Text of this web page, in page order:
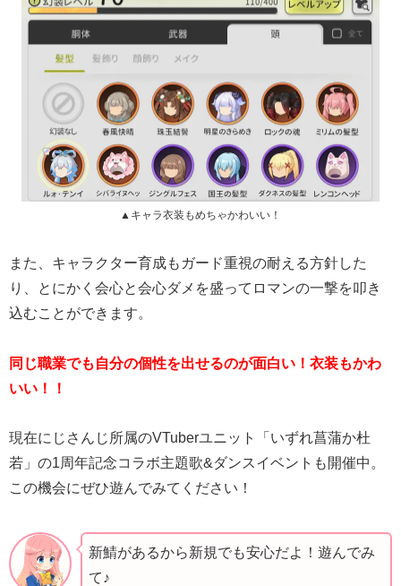
▲キャラ衣装もめちゃかわいい！
また、キャラクター育成もガード重視の耐える方針した
り、とにかく会心と会心ダメを盛ってロマンの一撃を叩き
込むことができます。
同じ職業でも自分の個性を出せるのが面白い！衣装もかわ
いい！！
現在にじさんじ所属のVTuberユニット「いずれ菖蒲か杜
若」の1周年記念コラボ主題歌&ダンスイベントも開催中。
この機会にぜひ遊んでみてください！
新鯖があるから新規でも安心だよ！遊んでみ
て♪